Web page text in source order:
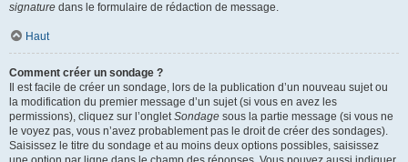
signature dans le formulaire de rédaction de message.
Haut
Comment créer un sondage ?
Il est facile de créer un sondage, lors de la publication d’un nouveau sujet ou
la modification du premier message d’un sujet (si vous en avez les
permissions), cliquez sur l’ongletSondage sous la partie message (si vous ne
le voyez pas, vous n’avez probablement pas le droit de créer des sondages).
Saisissez le titre du sondage et au moins deux options possibles, saisissez